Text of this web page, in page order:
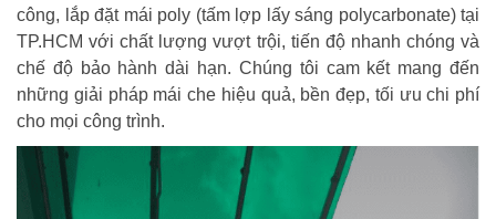
công, lắp đặt mái poly (tấm lợp lấy sáng polycarbonate) tại
TP.HCM với chất lượng vượt trội, tiến độ nhanh chóng và
chế độ bảo hành dài hạn. Chúng tôi cam kết mang đến
những giải pháp mái che hiệu quả, bền đẹp, tối ưu chi phí
cho mọi công trình.